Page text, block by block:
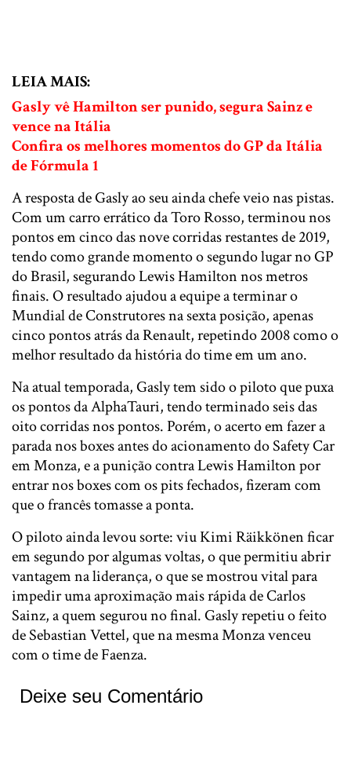
LEIA MAIS:
Gasly vê Hamilton ser punido, segura Sainz e
vence na Itália
Confira os melhores momentos do GP da Itália
de Fórmula 1
A resposta de Gasly ao seu ainda chefe veio nas pistas.
Com um carro errático da Toro Rosso, terminou nos
pontos em cinco das nove corridas restantes de 2019,
tendo como grande momento o segundo lugar no GP
do Brasil, segurando Lewis Hamilton nos metros
finais. O resultado ajudou a equipe a terminar o
Mundial de Construtores na sexta posição, apenas
cinco pontos atrás da Renault, repetindo 2008 como o
melhor resultado da história do time em um ano.
Na atual temporada, Gasly tem sido o piloto que puxa
os pontos da AlphaTauri, tendo terminado seis das
oito corridas nos pontos. Porém, o acerto em fazer a
parada nos boxes antes do acionamento do Safety Car
em Monza, e a punição contra Lewis Hamilton por
entrar nos boxes com os pits fechados, fizeram com
que o francês tomasse a ponta.
O piloto ainda levou sorte: viu Kimi Räikkönen ficar
em segundo por algumas voltas, o que permitiu abrir
vantagem na liderança, o que se mostrou vital para
impedir uma aproximação mais rápida de Carlos
Sainz, a quem segurou no final. Gasly repetiu o feito
de Sebastian Vettel, que na mesma Monza venceu
com o time de Faenza.
Deixe seu Comentário